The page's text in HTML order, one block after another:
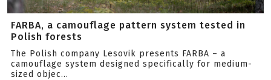
FARBA, a camouflage pattern system tested in
Polish forests
The Polish company Lesovik presents FARBA – a
camouflage system designed specifically for medium-
sized objec...